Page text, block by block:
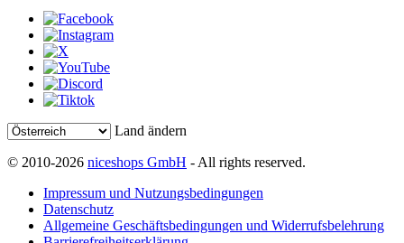
Land ändern
© 2010-2026 niceshops GmbH - All rights reserved.
Impressum und Nutzungsbedingungen
Datenschutz
Allgemeine Geschäftsbedingungen und Widerrufsbelehrung